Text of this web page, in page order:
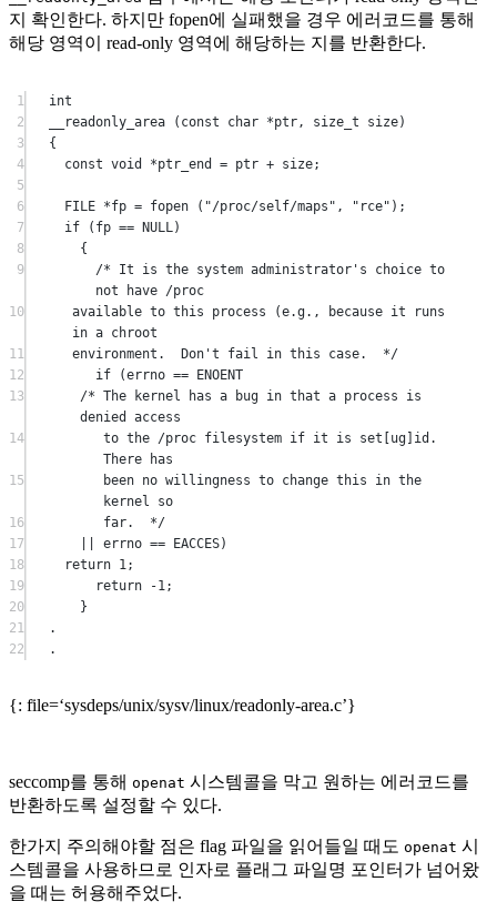
지 확인한다. 하지만 fopen에 실패했을 경우 에러코드를 통해
해당 영역이 read-only 영역에 해당하는 지를 반환한다.
1
int
2
__readonly_area ( const char *ptr, size_t size)
3
{
4
const void *ptr_end = ptr + size;
5
6
FILE *fp = fopen ( "/proc/self/maps" , "rce" );
7
if (fp == NULL )
8
{
9
/* It is the system administrator's choice to
not have /proc
10
available to this process (e.g., because it runs
in a chroot
11
environment.  Don't fail in this case.  */
12
if (errno == ENOENT
13
/* The kernel has a bug in that a process is
denied access
14
to the /proc filesystem if it is set[ug]id.
There has
15
been no willingness to change this in the
kernel so
16
far.  */
17
errno == EACCES)
18
return 1 ;
19
return -1 ;
20
}
21
.
22
.
{: file=‘sysdeps/unix/sysv/linux/readonly-area.c’}
seccomp를 통해 openat 시스템콜을 막고 원하는 에러코드를
반환하도록 설정할 수 있다.
한가지 주의해야할 점은 flag 파일을 읽어들일 때도 openat 시
스템콜을 사용하므로 인자로 플래그 파일명 포인터가 넘어왔
을 때는 허용해주었다.